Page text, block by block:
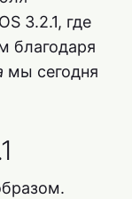
3.2.1, где
благодаря
мы сегодня